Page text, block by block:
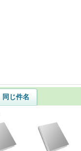
同じ件名